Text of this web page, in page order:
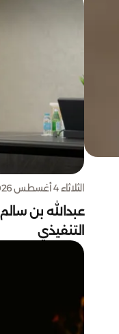
الثلاثاء 4 أغسطس 2026
عبدالله بن
التنفيذي